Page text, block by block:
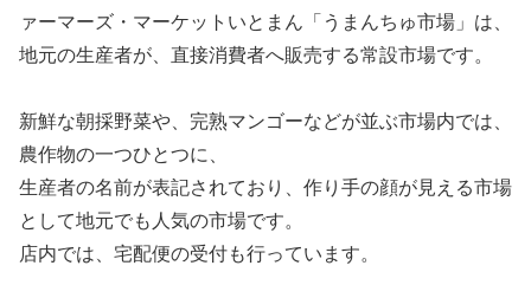
ァーマーズ・マーケットいとまん「うまんちゅ市場」は、
地元の生産者が、直接消費者へ販売する常設市場です。
新鮮な朝採野菜や、完熟マンゴーなどが並ぶ市場内では、
農作物の一つひとつに、
生産者の名前が表記されており、作り手の顔が見える市場
として地元でも人気の市場です。
店内では、宅配便の受付も行っています。